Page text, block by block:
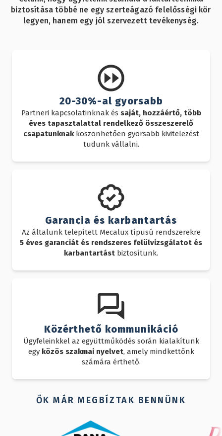
biztosítása többé ne egy szerteágazó felelősségi kör
legyen, hanem egy jól szervezett tevékenység.
20-30%-al gyorsabb
Partneri kapcsolatinknak és saját, hozzáértő, több
éves tapasztalattal rendelkező összeszerelő
csapatunknakköszönhetően gyorsabb kivitelezést
tudunk vállalni.
Garancia és karbantartás
Az általunk telepített Mecalux típusú rendszerekre
5 éves garanciát és rendszeres felülvizsgálatot és
karbantartást biztosítunk.
Közérthető kommunikáció
Ügyfeleinkkel az együttműködés során kialakítunk
egy közös szakmai nyelvet, amely mindkettőnk
számára érthető.
ŐK MÁR MEGBÍZTAK BENNÜNK